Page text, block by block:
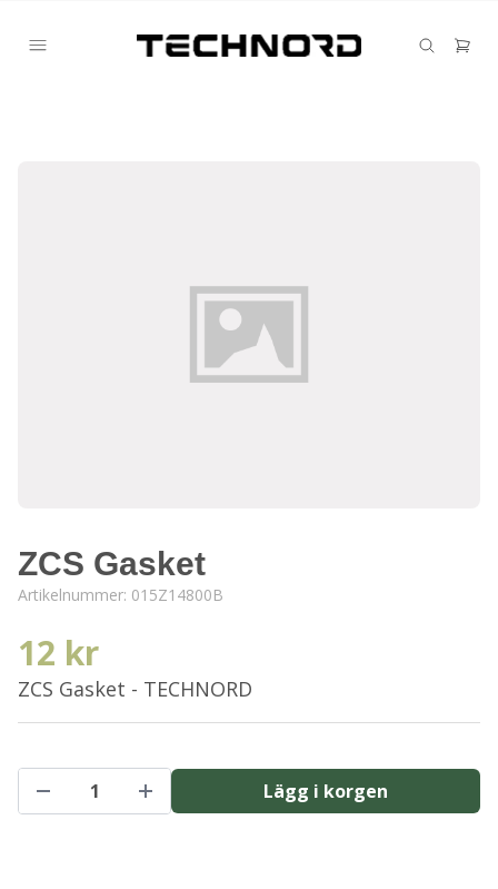
ZCS Gasket
Artikelnummer: 015Z14800B
12 kr
ZCS Gasket - TECHNORD
Lägg i korgen